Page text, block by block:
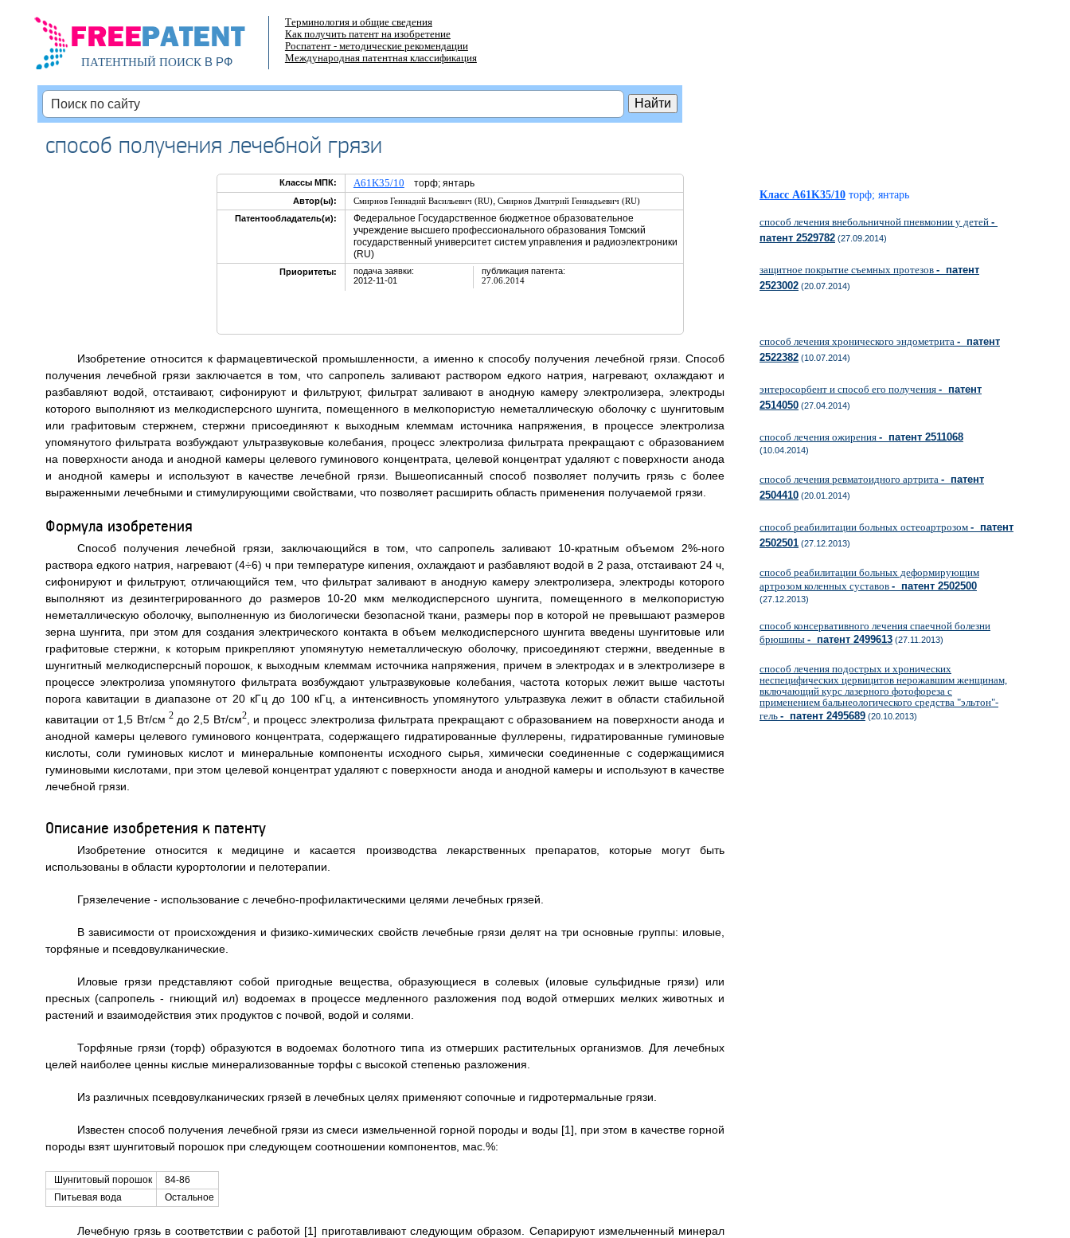
ПАТЕНТНЫЙ ПОИСКВ РФ
Терминология и общие сведения
Как получить патент на изобретение
Роспатент - методические рекомендации
Международная патентная классификация
способ получения лечебной грязи
Классы МПК: A61K35/10 торф; янтарь
Автор(ы): Смирнов Геннадий Васильевич (RU), Смирнов Дмитрий Геннадьевич (RU)
Патентообладатель(и):
Федеральное Государственное бюджетное образовательное
учреждение высшего профессионального образования Томский
государственный университет систем управления и радиоэлектроники
(RU)
Приоритеты:
подача заявки:
2012-11-01
публикация патента:
27.06.2014
Изобретение относится к фармацевтической промышленности, а именно к способу получения лечебной грязи. Способ
получения лечебной грязи заключается в том, что сапропель заливают раствором едкого натрия, нагревают, охлаждают и
разбавляют водой, отстаивают, сифонируют и фильтруют, фильтрат заливают в анодную камеру электролизера, электроды
которого выполняют из мелкодисперсного шунгита, помещенного в мелкопористую неметаллическую оболочку с шунгитовым
или графитовым стержнем, стержни присоединяют к выходным клеммам источника напряжения, в процессе электролиза
упомянутого фильтрата возбуждают ультразвуковые колебания, процесс электролиза фильтрата прекращают с образованием
на поверхности анода и анодной камеры целевого гуминового концентрата, целевой концентрат удаляют с поверхности анода
и анодной камеры и используют в качестве лечебной грязи. Вышеописанный способ позволяет получить грязь с более
выраженными лечебными и стимулирующими свойствами, что позволяет расширить область применения получаемой грязи.
Формула изобретения
Способ получения лечебной грязи, заключающийся в том, что сапропель заливают 10-кратным объемом 2%-ного
раствора едкого натрия, нагревают (4÷6) ч при температуре кипения, охлаждают и разбавляют водой в 2 раза, отстаивают 24 ч,
сифонируют и фильтруют, отличающийся тем, что фильтрат заливают в анодную камеру электролизера, электроды которого
выполняют из дезинтегрированного до размеров 10-20 мкм мелкодисперсного шунгита, помещенного в мелкопористую
неметаллическую оболочку, выполненную из биологически безопасной ткани, размеры пор в которой не превышают размеров
зерна шунгита, при этом для создания электрического контакта в объем мелкодисперсного шунгита введены шунгитовые или
графитовые стержни, к которым прикрепляют упомянутую неметаллическую оболочку, присоединяют стержни, введенные в
шунгитный мелкодисперсный порошок, к выходным клеммам источника напряжения, причем в электродах и в электролизере в
процессе электролиза упомянутого фильтрата возбуждают ультразвуковые колебания, частота которых лежит выше частоты
порога кавитации в диапазоне от 20 кГц до 100 кГц, а интенсивность упомянутого ультразвука лежит в области стабильной
кавитации от 1,5 Вт/см 2до 2,5 Вт/см2, и процесс электролиза фильтрата прекращают с образованием на поверхности анода и
анодной камеры целевого гуминового концентрата, содержащего гидратированные фуллерены, гидратированные гуминовые
кислоты, соли гуминовых кислот и минеральные компоненты исходного сырья, химически соединенные с содержащимися
гуминовыми кислотами, при этом целевой концентрат удаляют с поверхности анода и анодной камеры и используют в качестве
лечебной грязи.
Описание изобретения к патенту
Изобретение относится к медицине и касается производства лекарственных препаратов, которые могут быть
использованы в области курортологии и пелотерапии.
Грязелечение - использование с лечебно-профилактическими целями лечебных грязей.
В зависимости от происхождения и физико-химических свойств лечебные грязи делят на три основные группы: иловые,
торфяные и псевдовулканические.
Иловые грязи представляют собой пригодные вещества, образующиеся в солевых (иловые сульфидные грязи) или
пресных (сапропель - гниющий ил) водоемах в процессе медленного разложения под водой отмерших мелких животных и
растений и взаимодействия этих продуктов с почвой, водой и солями.
Торфяные грязи (торф) образуются в водоемах болотного типа из отмерших растительных организмов. Для лечебных
целей наиболее ценны кислые минерализованные торфы с высокой степенью разложения.
Из различных псевдовулканических грязей в лечебных целях применяют сопочные и гидротермальные грязи.
Известен способ получения лечебной грязи из смеси измельченной горной породы и воды [1], при этом в качестве горной
породы взят шунгитовый порошок при следующем соотношении компонентов, мас.%:
Шунгитовый порошок
84-86
Питьевая вода
Остальное
Лечебную грязь в соответствии с работой [1] приготавливают следующим образом. Сепарируют измельченный минерал
Класс A61K35/10 торф; янтарь
способ лечения внебольничной пневмонии у детей -
патент 2529782 (27.09.2014)
защитное покрытие съемных протезов - патент
2523002 (20.07.2014)
способ лечения хронического эндометрита - патент
2522382 (10.07.2014)
энтеросорбент и способ его получения - патент
2514050 (27.04.2014)
способ лечения ожирения - патент 2511068
(10.04.2014)
способ лечения ревматоидного артрита - патент
2504410 (20.01.2014)
способ реабилитации больных остеоартрозом - патент
2502501 (27.12.2013)
способ реабилитации больных деформирующим
артрозом коленных суставов - патент 2502500
(27.12.2013)
способ консервативного лечения спаечной болезни
брюшины - патент 2499613 (27.11.2013)
способ лечения подострых и хронических
неспецифических цервицитов нерожавшим женщинам,
включающий курс лазерного фотофореза с
применением бальнеологического средства "эльтон"-
гель - патент 2495689 (20.10.2013)